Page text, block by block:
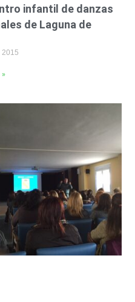
infantil de danzas
de Laguna de
2015
»